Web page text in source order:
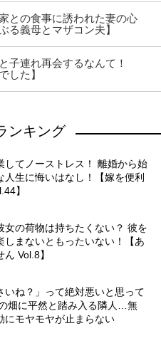
との食事に誘われた妻の心
る義母とマザコン夫】
子連れ再会するなんて！
した】
ンキング
してノーストレス！ 離婚から始
人生に悔いはなし！【嫁を便利
】
女の荷物は持ちたくない？ 彼を
しまないともったいない！【あ
Vol.8】
いね？」って絶対悪いと思って
畑に平然と踏み入る隣人…無
にモヤモヤが止まらない